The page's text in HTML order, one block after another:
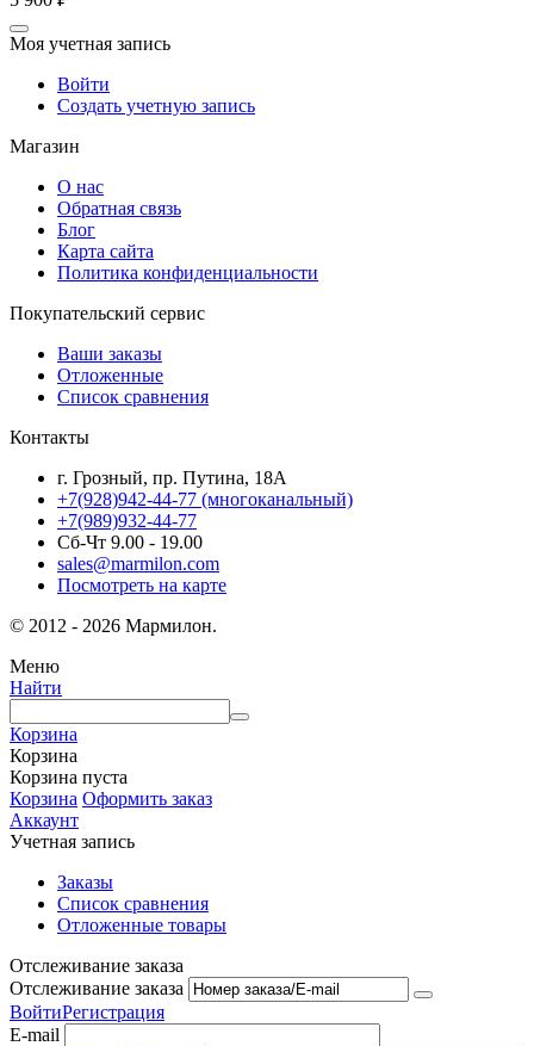
Моя учетная запись
Войти
Создать учетную запись
Магазин
О нас
Обратная связь
Блог
Карта сайта
Политика конфиденциальности
Покупательский сервис
Ваши заказы
Отложенные
Список сравнения
Контакты
г. Грозный, пр. Путина, 18А
+7(928)942-44-77 (многоканальный)
+7(989)932-44-77
Сб-Чт 9.00 - 19.00
sales@marmilon.com
Посмотреть на карте
© 2012 - 2026 Мармилон.
Меню
Найти
Корзина
Корзина
Корзина пуста
Корзина Оформить заказ
Аккаунт
Учетная запись
Заказы
Список сравнения
Отложенные товары
Отслеживание заказа
Отслеживание заказа
ВойтиРегистрация
E-mail